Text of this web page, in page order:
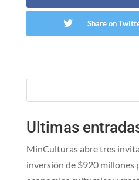
Share on
Ultimas
MinCulturas abre tres
inversión de $920 millones